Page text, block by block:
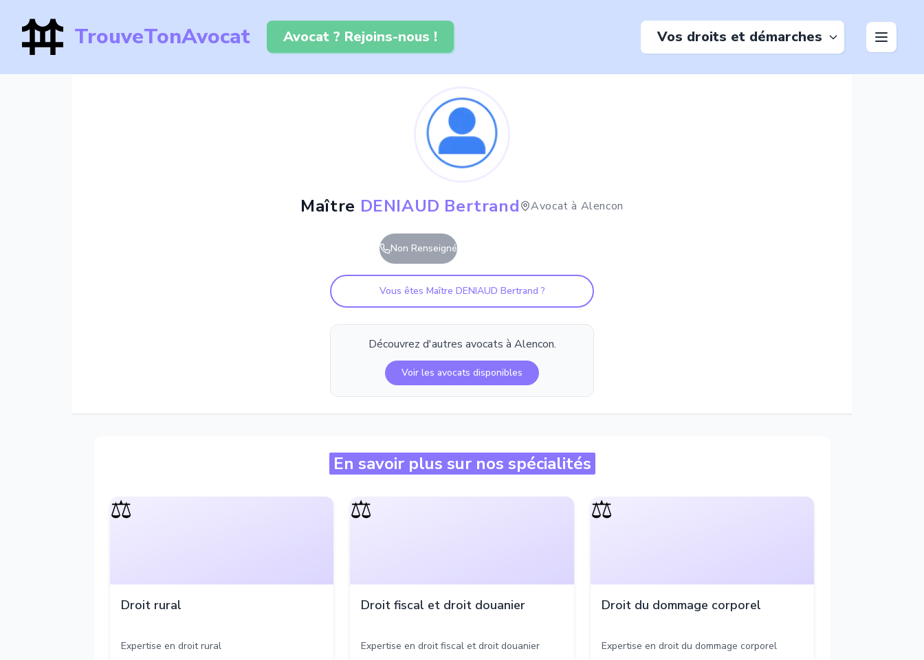
TrouveTonAvocat Avocat ? Rejoins-nous ! Vos droits et démarches
Maître DENIAUD Bertrand Avocat à Alencon
Non Renseigné
Vous êtes Maître DENIAUD Bertrand ?
Découvrez d'autres avocats à Alencon.
Voir les avocats disponibles
En savoir plus sur nos spécialités
⚖️
Droit rural
Expertise en droit rural
⚖️
Droit fiscal et droit douanier
Expertise en droit fiscal et droit douanier
⚖️
Droit du dommage corporel
Expertise en droit du dommage corporel